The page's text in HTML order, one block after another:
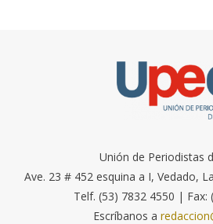
Unión de Periodistas
Ave. 23 # 452 esquina a I, Vedado,
Telf. (53) 7832 4550 | Fax:
Escríbanos a